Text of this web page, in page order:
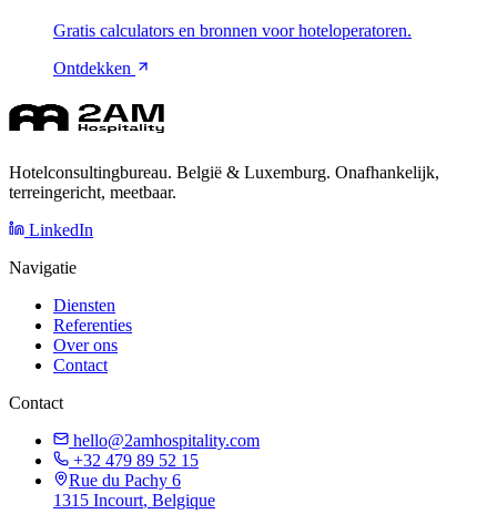
Gratis calculators en bronnen voor hoteloperatoren.
Ontdekken
Hotelconsultingbureau. België & Luxemburg. Onafhankelijk,
terreingericht, meetbaar.
LinkedIn
Navigatie
Diensten
Referenties
Over ons
Contact
Contact
hello@2amhospitality.com
+32 479 89 52 15
Rue du Pachy 6
1315 Incourt, Belgique